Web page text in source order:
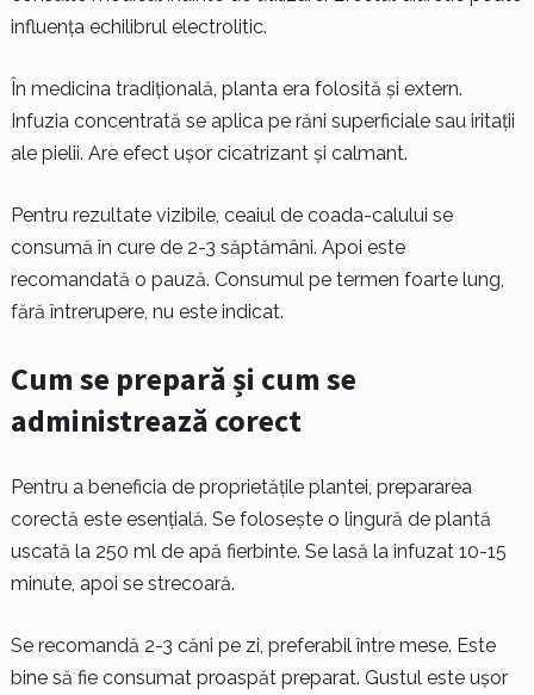
influența echilibrul electrolitic.
În medicina tradițională, planta era folosită și extern.
Infuzia concentrată se aplica pe răni superficiale sau iritații
ale pielii. Are efect ușor cicatrizant și calmant.
Pentru rezultate vizibile, ceaiul de coada-calului se
consumă în cure de 2-3 săptămâni. Apoi este
recomandată o pauză. Consumul pe termen foarte lung,
fără întrerupere, nu este indicat.
Cum se prepară și cum se
administrează corect
Pentru a beneficia de proprietățile plantei, prepararea
corectă este esențială. Se folosește o lingură de plantă
uscată la 250 ml de apă fierbinte. Se lasă la infuzat 10-15
minute, apoi se strecoară.
Se recomandă 2-3 căni pe zi, preferabil între mese. Este
bine să fie consumat proaspăt preparat. Gustul este ușor